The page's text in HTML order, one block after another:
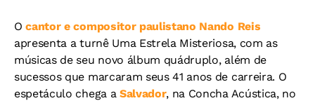
Ocantor e compositor paulistano Nando Reis
apresenta a turnê Uma Estrela Misteriosa, com as
músicas de seu novo álbum quádruplo, além de
sucessos que marcaram seus 41 anos de carreira. O
espetáculo chega a Salvador, na Concha Acústica, no